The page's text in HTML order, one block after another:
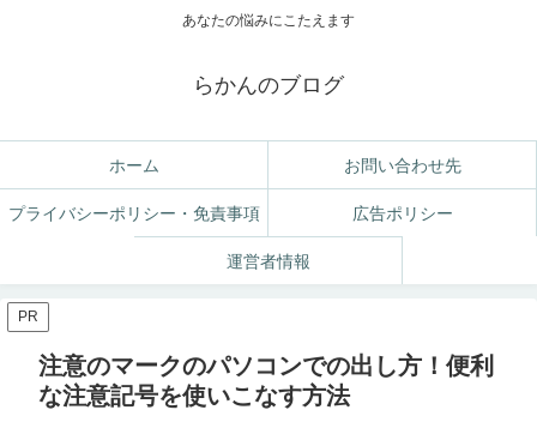
あなたの悩みにこたえます
らかんのブログ
ホーム お問い合わせ先
プライバシーポリシー・免責事項 広告ポリシー
運営者情報
PR
注意のマークのパソコンでの出し方！便利
な注意記号を使いこなす方法